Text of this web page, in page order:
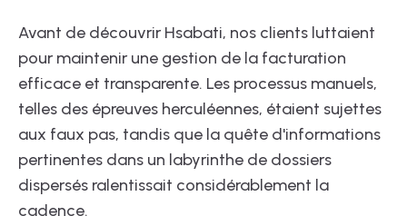
Avant de découvrir Hsabati, nos clients luttaient
pour maintenir une gestion de la facturation
efficace et transparente. Les processus manuels,
telles des épreuves herculéennes, étaient sujettes
aux faux pas, tandis que la quête d'informations
pertinentes dans un labyrinthe de dossiers
dispersés ralentissait considérablement la
cadence.